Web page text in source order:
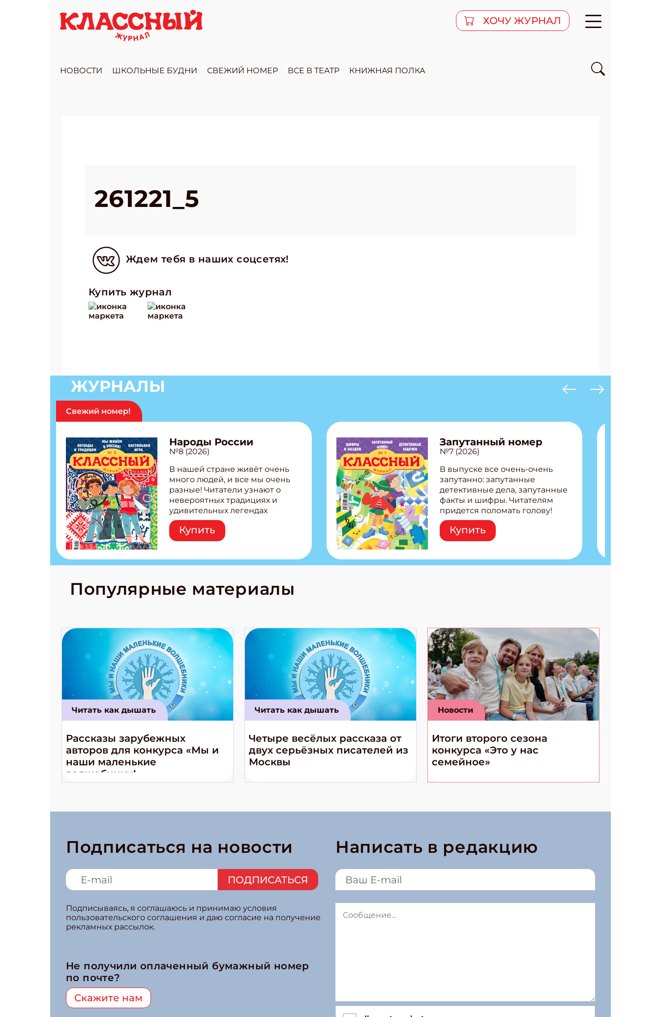
ХОЧУ ЖУРНАЛ
НОВОСТИ ШКОЛЬНЫЕ БУДНИ СВЕЖИЙ НОМЕР ВСЕ В ТЕАТР КНИЖНАЯ ПОЛКА
261221_5
Ждем тебя в наших соцсетях!
Купить журнал
ЖУРНАЛЫ
Свежий номер!
Народы России
№8 (2026)
В нашей стране живёт очень
много людей, и все мы очень
разные! Читатели узнают о
невероятных традициях и
удивительных легендах
народов России! Внутри:
Легенды татар, башкир и
бурятов Настольная игра
странные слова Традиционные
космические приключения!
Купить
Запутанный номер
№7 (2026)
В выпуске все очень-очень
запутанно: запутанные
детективные дела, запутанные
факты и шифры. Читателям
придется поломать голову!
Внутри: Шифры и
расшифровки Плетем
запутанные поделки
Ищем коды 3 комикса
Купить
Популярные материалы
Читать как дышать
Рассказы зарубежных
авторов для конкурса «Мы и
наши маленькие
волшебники!»
Читать как дышать
Четыре весёлых рассказа от
двух серьёзных писателей из
Москвы
Новости
Итоги второго сезона
конкурса «Это у нас
семейное»
Подписаться на новости
ПОДПИСАТЬСЯ
Подписываясь, я соглашаюсь и принимаю условия
пользовательского соглашения и даю согласие на получение
рекламных рассылок.
Не получили оплаченный бумажный номер
по почте?
Скажите нам
Написать в редакцию